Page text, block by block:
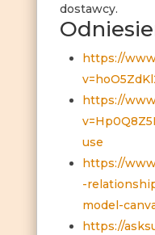
dostawcy.
https://
https://
use
https://
-
model-
https://